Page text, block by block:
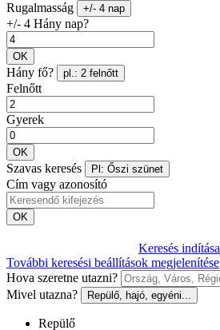
Rugalmasság +/- 4 nap
+/- 4 Hány nap?
OK
Hány fő? pl.: 2 felnőtt
Felnőtt
Gyerek
OK
Szavas keresés Pl: Őszi szünet
Cím vagy azonosító
OK
Keresés indítása
További keresési beállítások megjelenítése
Hova szeretne utazni?
Mivel utazna?
Repülő, hajó, egyéni...
Repülő